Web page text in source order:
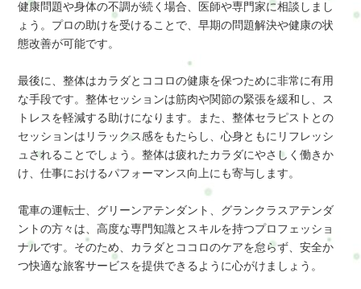
健康問題や身体の不調が続く場合、医師や専門家に相談しまし
ょう。プロの助けを受けることで、早期の問題解決や健康の状
態改善が可能です。
最後に、整体はカラダとココロの健康を保つために非常に有用
な手段です。整体セッションは筋肉や関節の緊張を緩和し、ス
トレスを軽減する助けになります。また、整体セラピストとの
セッションはリラックス感をもたらし、心身ともにリフレッシ
ュされることでしょう。整体は疲れたカラダにやさしく働きか
け、仕事におけるパフォーマンス向上にも寄与します。
電車の運転士、グリーンアテンダント、グランクラスアテンダ
ントの方々は、高度な専門知識とスキルを持つプロフェッショ
ナルです。そのため、カラダとココロのケアを怠らず、安全か
つ快適な旅客サービスを提供できるように心がけましょう。